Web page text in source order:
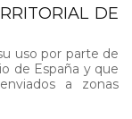
DE
uso por parte de
de España y que
a zonas